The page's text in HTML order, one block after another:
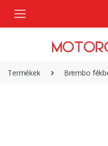
Termékek Brembo